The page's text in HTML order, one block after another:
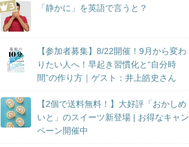
「静かに」を英語で言うと？
【参加者募集】8/22開催！9月から変わ
りたい人へ！早起き習慣化と“自分時
間”の作り方｜ゲスト：井上皓史さん
【2個で送料無料！】大好評「おかしめ
いと」のスイーツ新登場 | お得なキャン
ペーン開催中